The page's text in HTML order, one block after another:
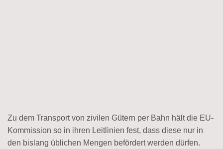
Zu dem Transport von zivilen Gütern per Bahn hält die EU-
Kommission so in ihren Leitlinien fest, dass diese nur in
den bislang üblichen Mengen befördert werden dürfen.